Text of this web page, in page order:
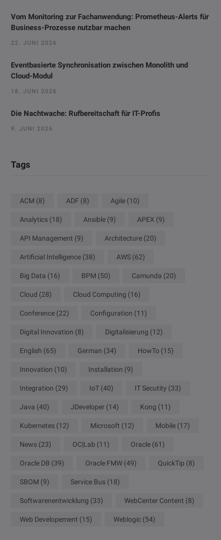
Vom Monitoring zur Fachanwendung: Prometheus-Alerts für
Business-Prozesse nutzbar machen
22. JUNI 2026
Eventbasierte Synchronisation zwischen Monolith und
Cloud-Modul
18. JUNI 2026
Die Nachtwache: Rufbereitschaft für IT-Profis
9. JUNI 2026
Tags
ACM (8) ADF (8) Agile (10)
Analytics (18) Ansible (9) APEX (9)
API Management (9) Architecture (20)
Artificial Intelligence (38) AWS (62)
Big Data (16) BPM (50) Camunda (20)
Cloud (28) Cloud Computing (16)
Conference (22) Configuration (11)
Digital Innovation (8) Digitalisierung (12)
English (65) German (34) HowTo (15)
Innovation (10) Installation (9)
Integration (29) IoT (40) IT Secutity (33)
Java (40) JDeveloper (14) Kong (11)
Kubernetes (12) Microsoft (12) Mobile (17)
News (23) OC|Lab (11) Oracle (61)
Oracle DB (39) Oracle FMW (49) QuickTip (8)
SBOM (9) Service Bus (18)
Softwarenentwicklung (33) WebCenter Content (8)
Web Developement (15) Weblogic (54)